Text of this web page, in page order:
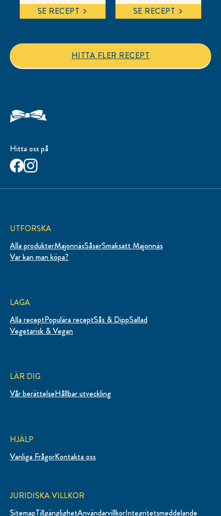
SE RECEPT SE RECEPT
HITTA FLER RECEPT
Hitta oss på
UTFORSKA
Alla produkterMajonnäsSåserSmaksatt Majonnäs
Var kan man köpa?
LAGA
Alla receptPopulära receptSås & DippSallad
Vegetarisk & Vegan
LÄR DIG
Vår berättelseHållbar utveckling
HJÄLP
Vanliga FrågorKontakta oss
JURIDISKA VILLKOR
SitemapTillgänglighetAnvändarvillkorIntegritetsmeddelande